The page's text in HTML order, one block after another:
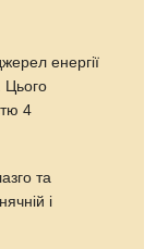
енергії
Цього
4
та
і